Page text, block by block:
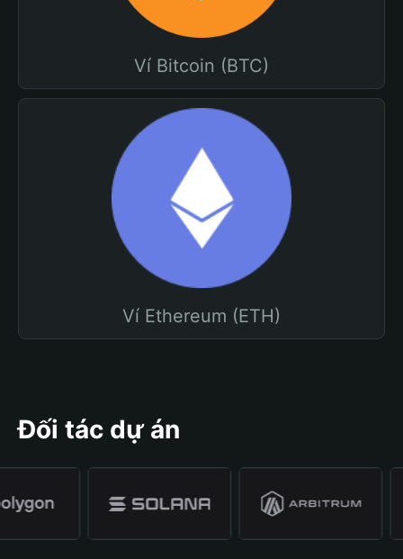
Ví Bitcoin (BTC)
Ví Ethereum (ETH)
Đối tác dự án